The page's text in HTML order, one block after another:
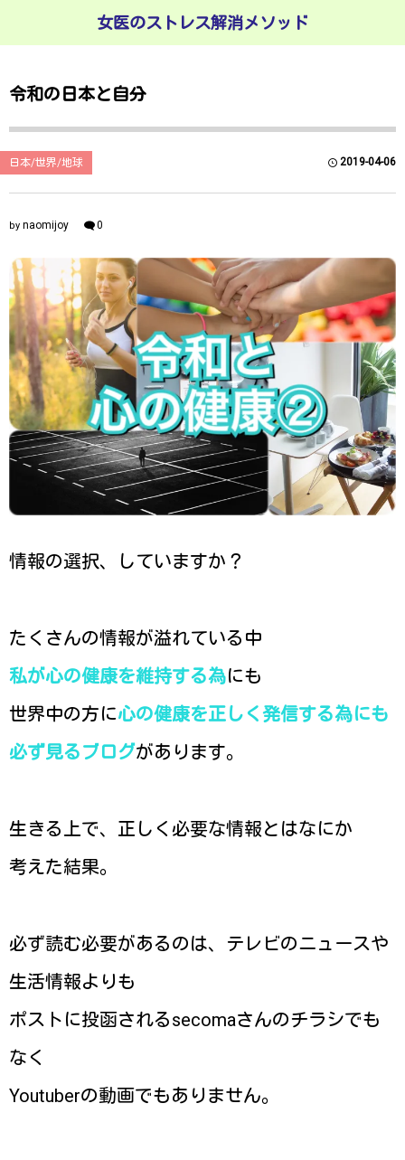
女医のストレス解消メソッド
令和の日本と自分
日本/世界/地球 2019-04-06
by naomijoy 0
情報の選択、していますか？
たくさんの情報が溢れている中
私が心の健康を維持する為にも
世界中の方に心の健康を正しく発信する為にも
必ず見るブログがあります。
生きる上で、正しく必要な情報とはなにか
考えた結果。
必ず読む必要があるのは、テレビのニュースや
生活情報よりも
ポストに投函されるsecomaさんのチラシでも
なく
Youtuberの動画でもありません。